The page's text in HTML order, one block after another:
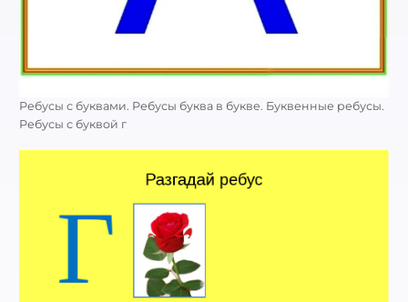
Ребусы с буквами. Ребусы буква в букве. Буквенные ребусы.
Ребусы с буквой г